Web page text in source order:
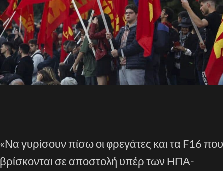
«Να γυρίσουν πίσω οι φρεγάτες και τα F16 που
βρίσκονται σε αποστολή υπέρ των ΗΠΑ-